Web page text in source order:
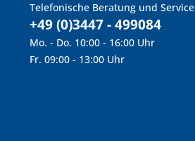
Telefonische Beratung und Service
+49 (0)3447 - 499084
Mo. - Do. 10:00 - 16:00 Uhr
Fr. 09:00 - 13:00 Uhr